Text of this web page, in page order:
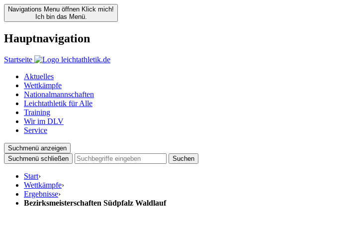
Navigations Menu öffnen Klick mich!
Ich bin das Menü.
Hauptnavigation
Startseite
Aktuelles
Wettkämpfe
Nationalmannschaften
Leichtathletik für Alle
Training
Wir im DLV
Service
Suchmenü anzeigen
Suchmenü schließen
Suchen
Start›
Wettkämpfe›
Ergebnisse›
Bezirksmeisterschaften Südpfalz Waldlauf